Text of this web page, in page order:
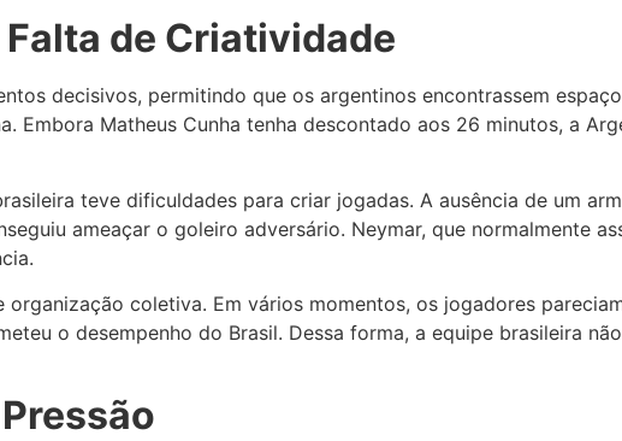
de Criatividade
decisivos, permitindo que os argentinos encontrassem
Embora Matheus Cunha tenha descontado aos 26 minutos, a
teve dificuldades para criar jogadas. A ausência de um
ameaçar o goleiro adversário. Neymar, que normalmente
coletiva. Em vários momentos, os jogadores
o desempenho do Brasil. Dessa forma, a equipe brasileira